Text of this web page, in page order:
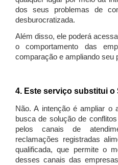
dos seus problemas de
desburocratizada.
Além disso, ele poderá
o comportamento das
comparação e ampliando seu
4. Este serviço substitui o
Não. A intenção é ampliar o
busca de solução de
pelos canais de
reclamações registradas
qualificada, que permite o
desses canais das